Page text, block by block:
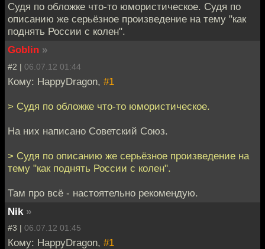
Судя по обложке что-то юмористическое. Судя по
описанию же серьёзное произведение на тему "как
поднять России с колен".
Goblin »
#2 | 06.07.12 01:44
Кому: HappyDragon, #1
> Судя по обложке что-то юмористическое.
На них написано Советский Союз.
> Судя по описанию же серьёзное произведение на
тему "как поднять России с колен".
Там про всё - настоятельно рекомендую.
Nik »
#3 | 06.07.12 01:45
Кому: HappyDragon, #1